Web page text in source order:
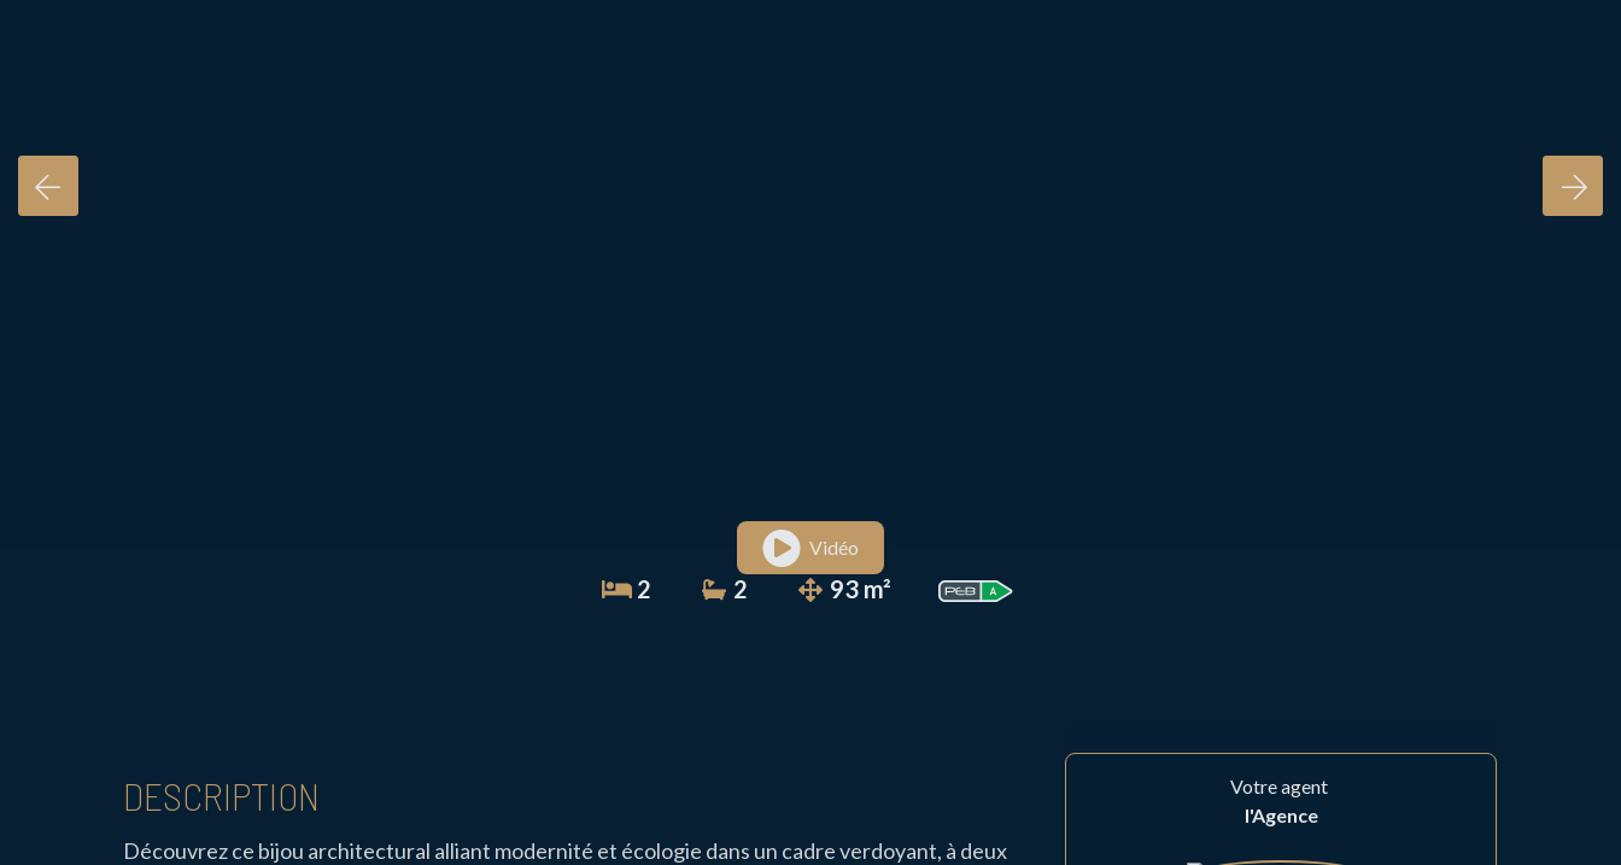
Vidéo
2 2 93 m²
DESCRIPTION
Découvrez ce bijou architectural alliant modernité et écologie dans un cadre verdoyant, à deux
Votre agent
l'Agence